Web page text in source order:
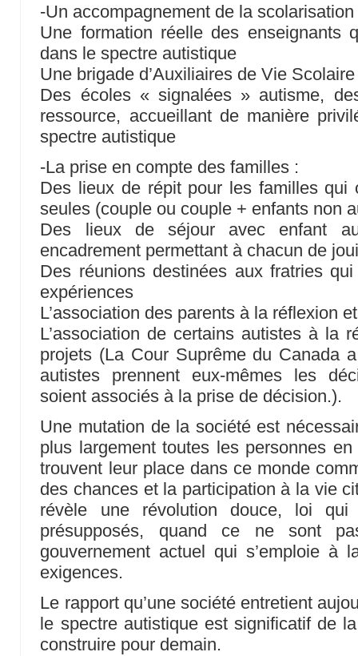
-Un accompagnement de la scolarisation
Une formation réelle des enseignants
dans le spectre autistique
Une brigade d’Auxiliaires de Vie
Des écoles « signalées » autisme,
ressource, accueillant de manière
spectre autistique
-La prise en compte des familles :
Des lieux de répit pour les familles qui
seules (couple ou couple + enfants non
Des lieux de séjour avec enfant
encadrement permettant à chacun de
Des réunions destinées aux fratries
expériences
L’association des parents à la réflexion
L’association de certains autistes à la
projets (La Cour Suprême du Canada
autistes prennent eux-mêmes les
soient associés à la prise de décision.).
Une mutation de la société est
plus largement toutes les personnes
trouvent leur place dans ce monde
des chances et la participation à la vie
révèle une révolution douce, loi
présupposés, quand ce ne sont
gouvernement actuel qui s’emploie
exigences.
Le rapport qu’une société entretient
le spectre autistique est significatif de
construire pour demain.